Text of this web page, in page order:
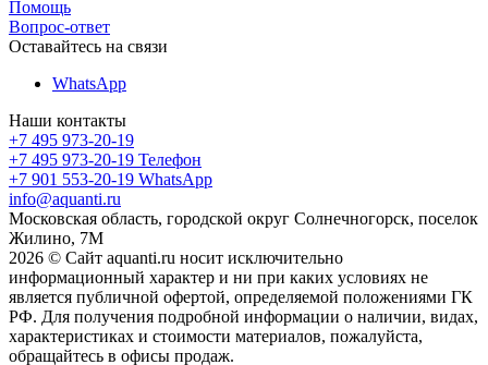
Помощь
Вопрос-ответ
Оставайтесь на связи
WhatsApp
Наши контакты
+7 495 973-20-19
+7 495 973-20-19 Телефон
+7 901 553-20-19 WhatsApp
info@aquanti.ru
Московская область, городской округ Солнечногорск, поселок
Жилино, 7М
2026 © Сайт aquanti.ru носит исключительно
информационный характер и ни при каких условиях не
является публичной офертой, определяемой положениями ГК
РФ. Для получения подробной информации о наличии, видах,
характеристиках и стоимости материалов, пожалуйста,
обращайтесь в офисы продаж.